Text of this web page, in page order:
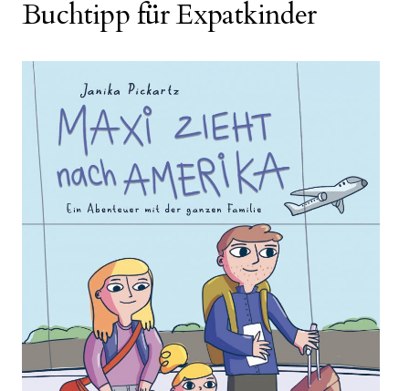
Buchtipp für Expatkinder